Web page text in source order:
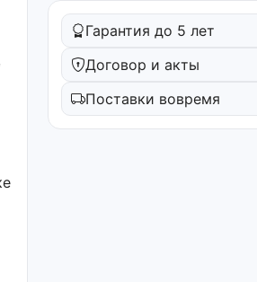
Гарантия до 5 лет
Договор и акты
Поставки вовремя